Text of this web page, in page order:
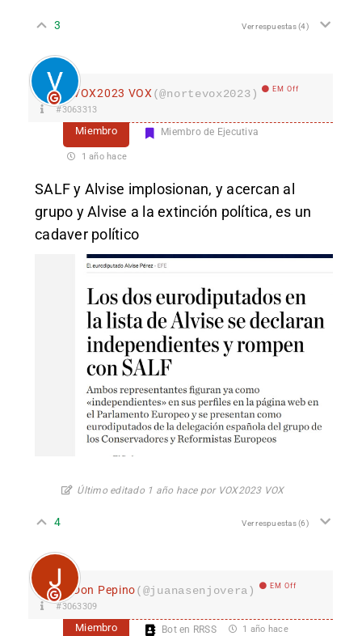
3 Ver respuestas(4)
VOX2023 VOX (@nortevox2023) EM Off
#3063313
Miembro Miembro de Ejecutiva
1 año hace
SALF y Alvise implosionan, y acercan al
grupo y Alvise a la extinción política, es un
cadaver político
Último editado 1 año hace por VOX2023 VOX
4 Ver respuestas(6)
Don Pepino(@juanasenjovera) EM Off
#3063309
Miembro Bot en RRSS 1 año hace